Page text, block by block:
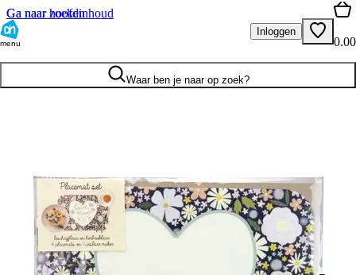
Ga naar hoofdinhoud
Ga naar zoeken
menu
Inloggen
0.00
Waar ben je naar op zoek?